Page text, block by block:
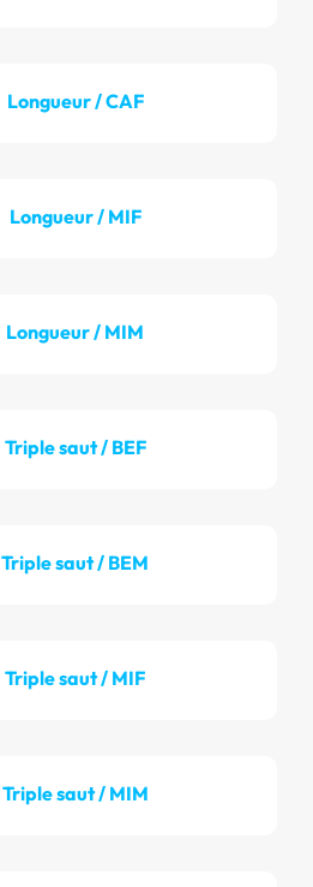
Longueur / CAF
Longueur / MIF
Longueur / MIM
Triple saut / BEF
Triple saut / BEM
Triple saut / MIF
Triple saut / MIM